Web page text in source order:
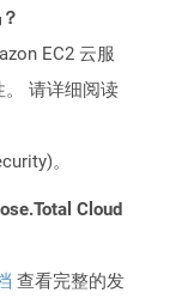
EC2 云服
请详细阅读
。
Cloud
查看完整的发